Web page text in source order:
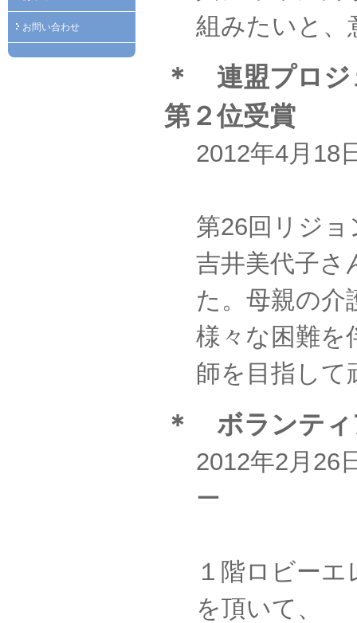
お問い合わせ
組みたいと、
＊ 連盟プロジ
第２位受賞
2012年4月
第26回リジ
吉井美代子さ
た。母親の介
様々な困難を
師を目指して
＊ ボランティ
2012年2月
ー
１階ロビー
を頂いて、